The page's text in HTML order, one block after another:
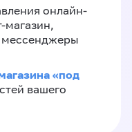
онлайн-
магазин,
мессенджеры
«под
вашего